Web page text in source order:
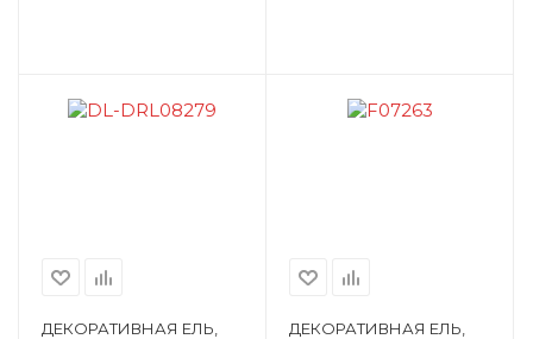
ДЕКОРАТИВНАЯ ЕЛЬ,
ДЕКОРАТИВНАЯ ЕЛЬ,